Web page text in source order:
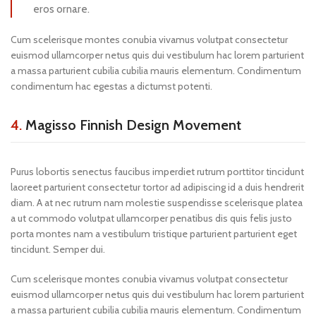
eros ornare.
Cum scelerisque montes conubia vivamus volutpat consectetur
euismod ullamcorper netus quis dui vestibulum hac lorem parturient
a massa parturient cubilia cubilia mauris elementum. Condimentum
condimentum hac egestas a dictumst potenti.
4. Magisso Finnish Design Movement
Purus lobortis senectus faucibus imperdiet rutrum porttitor tincidunt
laoreet parturient consectetur tortor ad adipiscing id a duis hendrerit
diam. A at nec rutrum nam molestie suspendisse scelerisque platea
a ut commodo volutpat ullamcorper penatibus dis quis felis justo
porta montes nam a vestibulum tristique parturient parturient eget
tincidunt. Semper dui.
Cum scelerisque montes conubia vivamus volutpat consectetur
euismod ullamcorper netus quis dui vestibulum hac lorem parturient
a massa parturient cubilia cubilia mauris elementum. Condimentum